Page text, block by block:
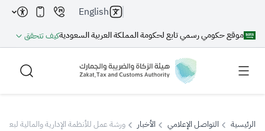
موقع حكومي رسمي تابع لحكومة المملكة العربية السعوديةكيف تتحقق
English
الرئيسية التواصل الإعلامي الأخبار ورشة عمل للأنظمة الإدارية والمالية